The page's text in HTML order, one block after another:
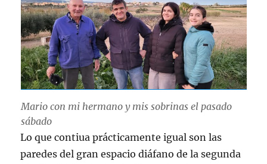
Mario con mi hermano y mis sobrinas el pasado
sábado
Lo que contiua prácticamente igual son las
paredes del gran espacio diáfano de la segunda